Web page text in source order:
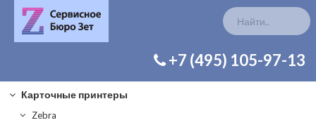
+7 (495) 105-97-13
Карточные принтеры
Zebra